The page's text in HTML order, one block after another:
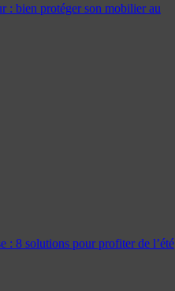
: bien protéger son mobilier au
: 8 solutions pour profiter de l’été